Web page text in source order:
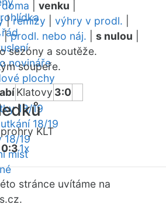
novináře
plochy
18/19
18/19
18/19
míst
doma venku
|remízy výhry v prodl.
|prodl. nebo náj. s nulou
sezóny a soutěže.
soupeře.
Klatovy 3:0
prohry KLT
0:31x
stránce uvítáme na